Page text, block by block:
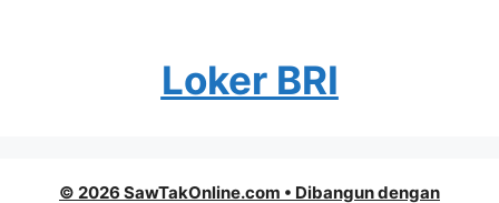
Loker BRI
© 2026 SawTakOnline.com • Dibangun dengan